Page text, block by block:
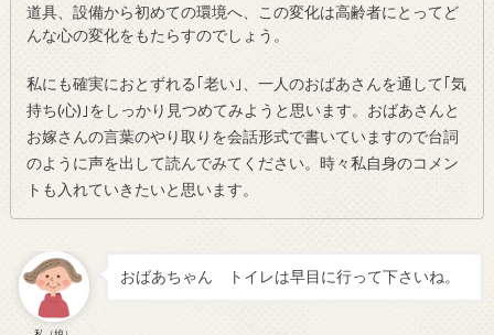
道具、設備から初めての環境へ、この変化は高齢者にとってど
んな心の変化をもたらすのでしょう。
私にも確実におとずれる｢老い｣、一人のおばあさんを通して｢気
持ち(心)｣をしっかり見つめてみようと思います。おばあさんと
お嫁さんの言葉のやり取りを会話形式で書いていますので台詞
のように声を出して読んでみてください。時々私自身のコメン
トも入れていきたいと思います。
おばあちゃん トイレは早目に行って下さいね。